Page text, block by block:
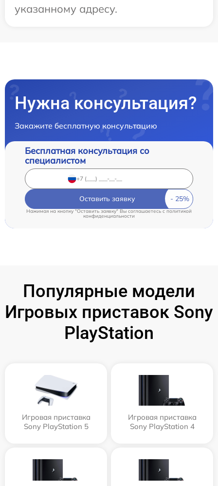
указанному адресу.
Нужна консультация?
Закажите бесплатную консультацию
Бесплатная консультация со
специалистом
Оставить заявку
Нажимая на кнопку "Оставить заявку" Вы соглашаетесь cполитикой
конфиденциальности
Популярные модели
Игровых приставок Sony
PlayStation
Игровая приставка
Sony PlayStation 5
Игровая приставка
Sony PlayStation 4